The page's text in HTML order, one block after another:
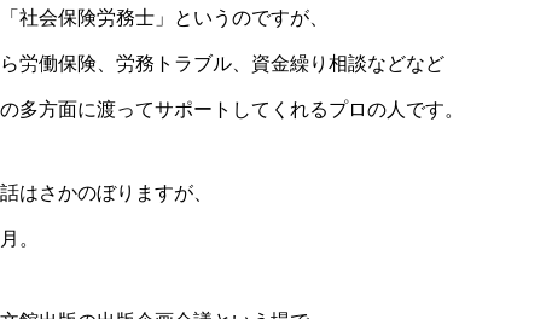
社会保険労務士」というのですが、
労働保険、労務トラブル、資金繰り相談などなど
多方面に渡ってサポートしてくれるプロの人です。
はさかのぼりますが、
。